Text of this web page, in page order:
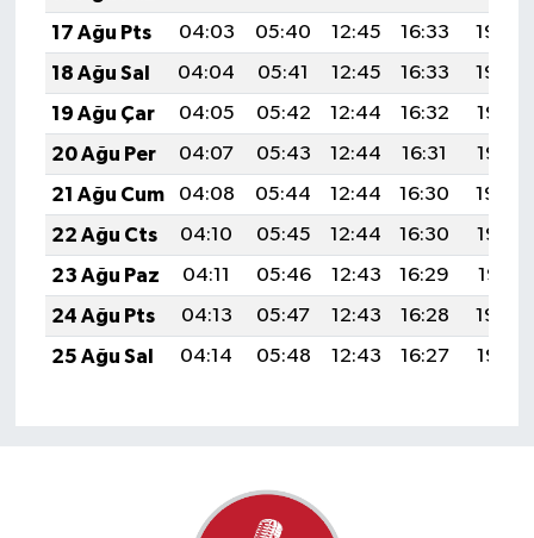
17 Ağu Pts
04:03 05:40 12:45 16:33
19:40
18 Ağu Sal
04:04 05:41 12:45 16:33
19:39
19 Ağu Çar
04:05 05:42 12:44 16:32
19:37
20 Ağu Per
04:07 05:43 12:44 16:31
19:36
21 Ağu Cum
04:08 05:44 12:44 16:30
19:34
22 Ağu Cts
04:10 05:45 12:44 16:30
19:33
23 Ağu Paz
04:11 05:46 12:43 16:29
19:31
24 Ağu Pts
04:13 05:47 12:43 16:28
19:30
25 Ağu Sal
04:14 05:48 12:43 16:27 19:28